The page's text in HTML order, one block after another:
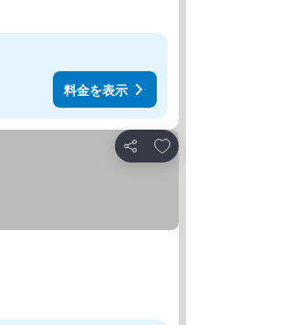
料金を表示
シェア
お気に入りに追加